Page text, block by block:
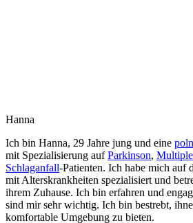
Hanna
Ich bin Hanna, 29 Jahre jung und eine
mit Spezialisierung aufParkinson,
Schlaganfall-Patienten. Ich habe mich auf
mit Alterskrankheiten spezialisiert und
ihrem Zuhause. Ich bin erfahren und
sind mir sehr wichtig. Ich bin bestrebt,
komfortable Umgebung zu bieten.